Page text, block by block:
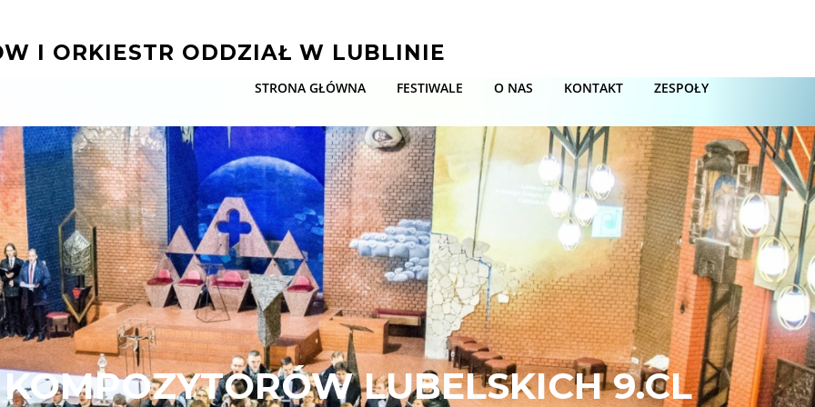
I ORKIESTR ODDZIAŁ W LUBLINIE
STRONA GŁÓWNA FESTIWALE O NAS KONTAKT ZESPOŁY
LUBELSKICH 9.CL